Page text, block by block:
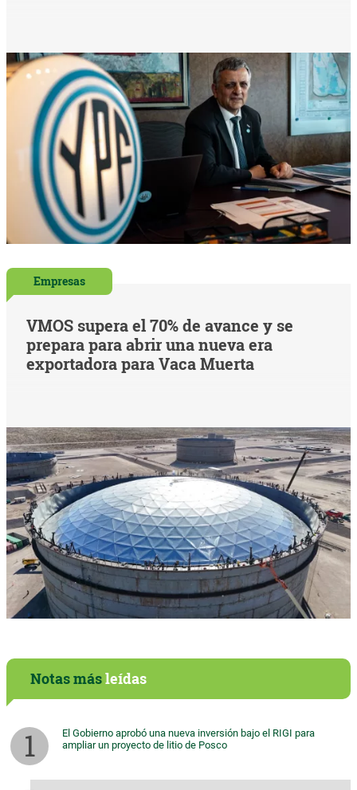
Empresas
VMOS supera el 70% de avance y se
prepara para abrir una nueva era
exportadora para Vaca Muerta
Notas másleídas
El Gobierno aprobó una nueva inversión bajo el RIGI para
ampliar un proyecto de litio de Posco